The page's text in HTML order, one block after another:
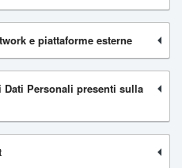
e piattaforme esterne
Dati Personali presenti sulla